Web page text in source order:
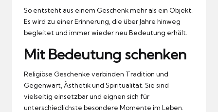
So entsteht aus einem Geschenk mehr als ein Objekt.
Es wird zu einer Erinnerung, die über Jahre hinweg
begleitet und immer wieder neu Bedeutung erhält.
Mit Bedeutung schenken
Religiöse Geschenke verbinden Tradition und
Gegenwart, Ästhetik und Spiritualität. Sie sind
vielseitig einsetzbar und eignen sich für
unterschiedlichste besondere Momente im Leben.